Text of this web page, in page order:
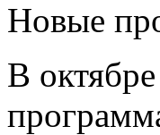
Новые
В